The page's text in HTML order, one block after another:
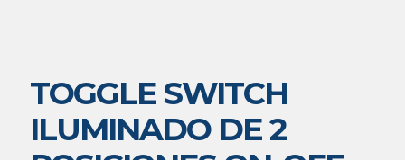
TOGGLE SWITCH
ILUMINADO DE 2